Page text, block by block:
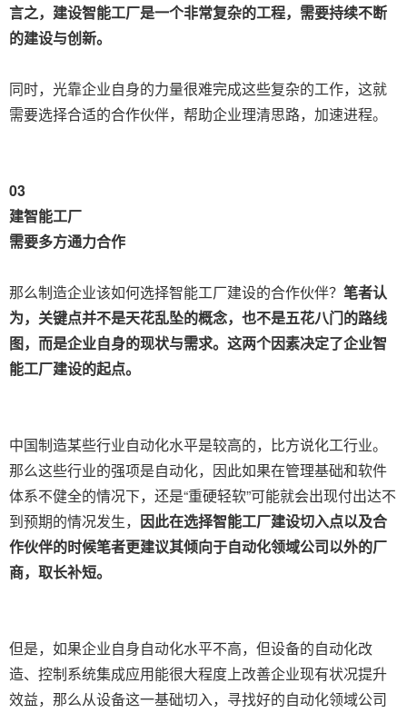
言之，建设智能工厂是一个非常复杂的工程，需要持续不断
的建设与创新。
同时，光靠企业自身的力量很难完成这些复杂的工作，这就
需要选择合适的合作伙伴，帮助企业理清思路，加速进程。
03
建智能工厂
需要多方通力合作
那么制造企业该如何选择智能工厂建设的合作伙伴？ 笔者认
为，关键点并不是天花乱坠的概念，也不是五花八门的路线
图，而是企业自身的现状与需求。 这两个因素决定了企业智
能工厂建设的起点。
中国制造某些行业自动化水平是较高的，比方说化工行业。
那么这些行业的强项是自动化，因此如果在管理基础和软件
体系不健全的情况下，还是“重硬轻软”可能就会出现付出达不
到预期的情况发生， 因此在选择智能工厂建设切入点以及合
作伙伴的时候笔者更建议其倾向于自动化领域公司以外的厂
商，取长补短。
但是，如果企业自身自动化水平不高，但设备的自动化改
造、控制系统集成应用能很大程度上改善企业现有状况提升
效益，那么从设备这一基础切入，寻找好的自动化领域公司